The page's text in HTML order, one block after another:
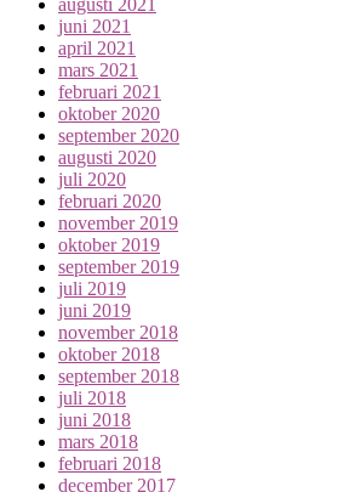
juni 2021
april 2021
mars 2021
februari 2021
oktober 2020
september 2020
augusti 2020
juli 2020
februari 2020
november 2019
oktober 2019
september 2019
juli 2019
juni 2019
november 2018
oktober 2018
september 2018
juli 2018
juni 2018
mars 2018
februari 2018
december 2017